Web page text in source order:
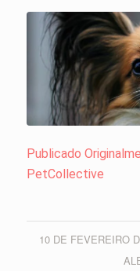
Publicado
PetCollective
10 DE FEVEREIRO/